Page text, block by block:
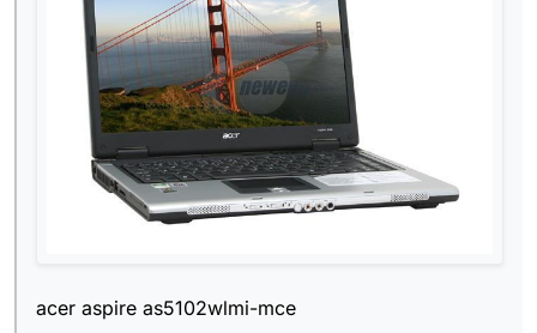
acer aspire as5102wlmi-mce